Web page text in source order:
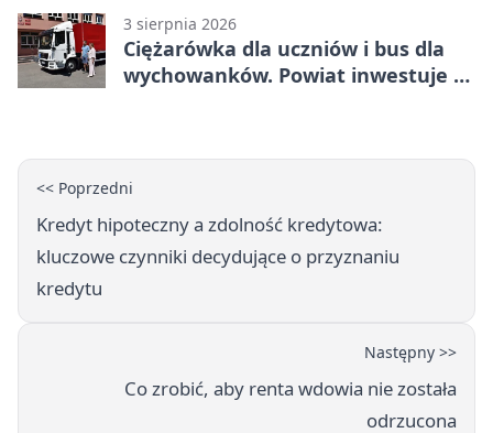
3 sierpnia 2026
Ciężarówka dla uczniów i bus dla
wychowanków. Powiat inwestuje w
<< Poprzedni
Kredyt hipoteczny a zdolność kredytowa:
kluczowe czynniki decydujące o przyznaniu
kredytu
Następny >>
Co zrobić, aby renta wdowia nie została
odrzucona